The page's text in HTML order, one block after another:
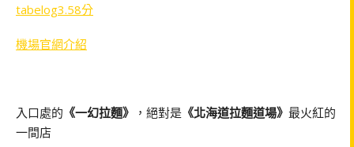
tabelog3.58分
機場官網介紹
入口處的 《一幻拉麵》 ，絕對是 《北海道拉麵道場》 最火紅的
一間店